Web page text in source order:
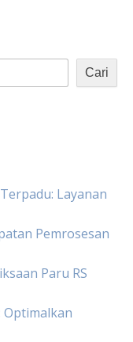
Cari
Layanan
Pemrosesan
Paru RS
Optimalkan